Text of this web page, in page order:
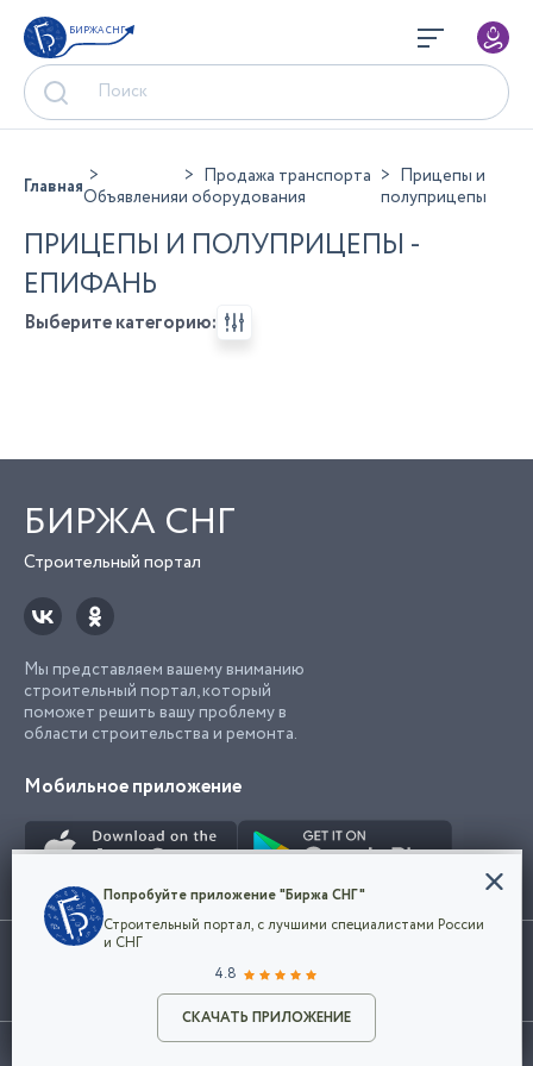
БИРЖА СНГ
Разместить объявление
ГлавнаяОбъявления
Продажа транспорта
и оборудования
Прицепы и
полуприцепы
ПРИЦЕПЫ И ПОЛУПРИЦЕПЫ -
ЕПИФАНЬ
Выберите категорию:
БИРЖА СНГ
Строительный портал
Мы представляем вашему вниманию
строительный портал, который
поможет решить вашу проблему в
области строительства и ремонта.
Мобильное приложение
Использование сайта, в том числе подача объявлений, означает
марки представленные на сайте являются собственностью их
©2026Биржа СНГ
Конфиденциальность
Мы используем файлы cookie, чтобы сделать
наш сайт удобным для каждого
Политикой конфиденциальности компании
и принимаете условия использования cookie.
Попробуйте приложение "Биржа СНГ"
Строительный портал, с лучшими специалистами России
и СНГ
4.8
СКАЧАТЬ ПРИЛОЖЕНИЕ